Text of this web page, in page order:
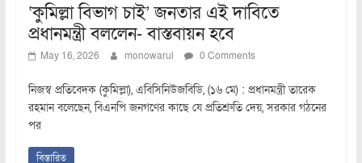
‘কুমিল্লা বিভাগ চাই’ জনতার এই দাবিতে
প্রধানমন্ত্রী বললেন- বাস্তবায়ন হবে
May 16, 2026 monowarul 0 Comments
নিজস্ব প্রতিবেদক (কুমিল্লা), এবিসিনিউজবিডি, (১৬ মে) : প্রধানমন্ত্রী তারেক
রহমান বলেছেন, বিএনপি জনগণের কাছে যে প্রতিশ্রুতি দেয়, সরকার গঠনের
পর
বিস্তারিত